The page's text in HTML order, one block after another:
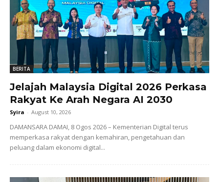
BERITA
Jelajah Malaysia Digital 2026 Perkasa
Rakyat Ke Arah Negara AI 2030
Syira - August 10, 2026
DAMANSARA DAMAI, 8 Ogos 2026 – Kementerian Digital terus
memperkasa rakyat dengan kemahiran, pengetahuan dan
peluang dalam ekonomi digital...